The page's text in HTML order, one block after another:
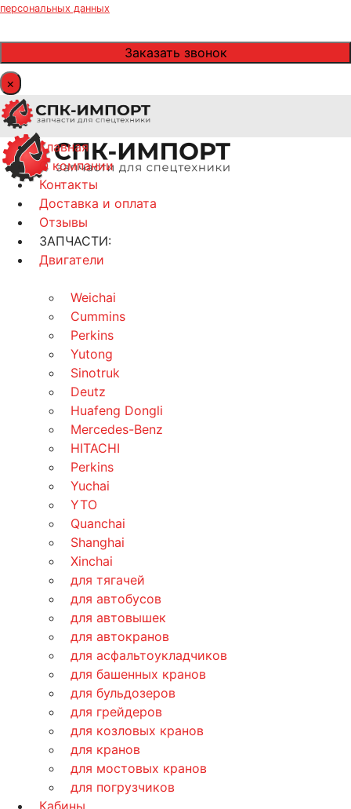
персональных данных
×
Главная
О компании
Контакты
Доставка и оплата
Отзывы
ЗАПЧАСТИ:
Двигатели
Weichai
Cummins
Perkins
Yutong
Sinotruk
Deutz
Huafeng Dongli
Mercedes-Benz
HITACHI
Perkins
Yuchai
YTO
Quanchai
Shanghai
Xinchai
для тягачей
для автобусов
для автовышек
для автокранов
для асфальтоукладчиков
для башенных кранов
для бульдозеров
для грейдеров
для козловых кранов
для кранов
для мостовых кранов
для погрузчиков
Кабины